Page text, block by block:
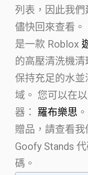
列表，因此我
儘快回來查看。
是一款 Roblox
的高壓清洗機清
保持充足的水
域。 您可以在
器： 羅布樂思
贈品，請查看我
Goofy Stands
碼。